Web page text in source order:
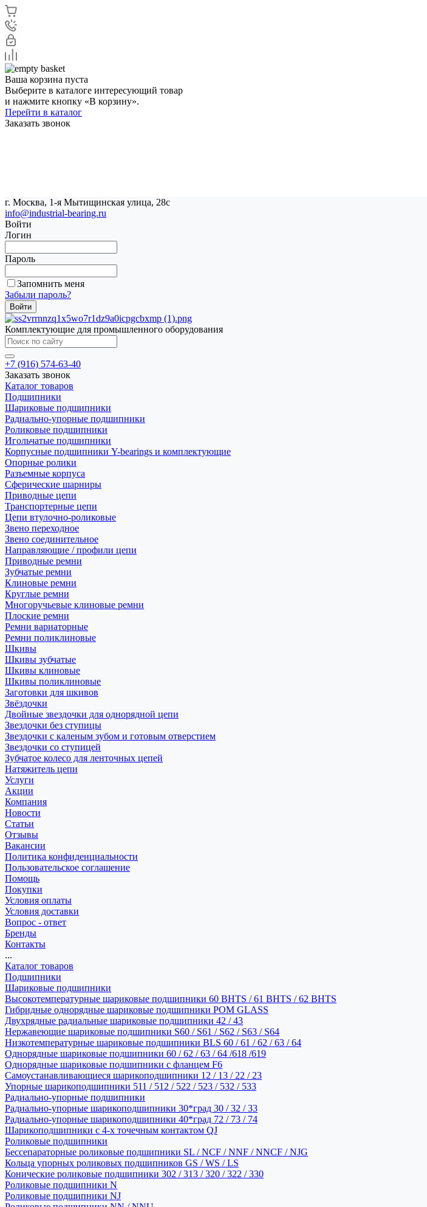
Ваша корзина пуста
Выберите в каталоге интересующий товар
и нажмите кнопку «В корзину».
Перейти в каталог
Заказать звонок
г. Москва, 1-я Мытищинская улица, 28с
info@industrial-bearing.ru
Войти
Логин
Пароль
Запомнить меня
Забыли пароль?
Комплектующие для промышленного оборудования
+7 (916) 574-63-40
Заказать звонок
Каталог товаров
Подшипники
Шариковые подшипники
Радиально-упорные подшипники
Роликовые подшипники
Игольчатые подшипники
Корпусные подшипники Y-bearings и комплектующие
Опорные ролики
Разъемные корпуса
Сферические шарниры
Приводные цепи
Транспортерные цепи
Цепи втулочно-роликовые
Звено переходное
Звено соединительное
Направляющие / профили цепи
Приводные ремни
Зубчатые ремни
Клиновые ремни
Круглые ремни
Многоручьевые клиновые ремни
Плоские ремни
Ремни вариаторные
Ремни поликлиновые
Шкивы
Шкивы зубчатые
Шкивы клиновые
Шкивы поликлиновые
Заготовки для шкивов
Звёздочки
Двойные звездочки для однорядной цепи
Звездочки без ступицы
Звездочки с каленым зубом и готовым отверстием
Звездочки со ступицей
Зубчатое колесо для ленточных цепей
Натяжитель цепи
Услуги
Акции
Компания
Новости
Статьи
Отзывы
Вакансии
Политика конфиденциальности
Пользовательское соглашение
Помощь
Покупки
Условия оплаты
Условия доставки
Вопрос - ответ
Бренды
Контакты
...
Каталог товаров
Подшипники
Шариковые подшипники
Высокотемпературные шариковые подшипники 60 BHTS / 61 BHTS / 62 BHTS
Гибридные однорядные шариковые подшипники POM GLASS
Двухрядные радиальные шариковые подшипники 42 / 43
Нержавеющие шариковые подшипники S60 / S61 / S62 / S63 / S64
Низкотемпературные шариковые подшипники BLS 60 / 61 / 62 / 63 / 64
Однорядные шариковые подшипники 60 / 62 / 63 / 64 /618 /619
Однорядные шариковые подшипники с фланцем F6
Самоустанавливающиеся шарикоподшипники 12 / 13 / 22 / 23
Упорные шарикоподшипники 511 / 512 / 522 / 523 / 532 / 533
Радиально-упорные подшипники
Радиально-упорные шарикоподшипники 30*град 30 / 32 / 33
Радиально-упорные шарикоподшипники 40*град 72 / 73 / 74
Шарикоподшипники с 4-х точечным контактом QJ
Роликовые подшипники
Бессепараторные роликовые подшипники SL / NCF / NNF / NNCF / NJG
Кольца упорных роликовых подшипников GS / WS / LS
Конические роликовые подшипники 302 / 313 / 320 / 322 / 330
Роликовые подшипники N
Роликовые подшипники NJ